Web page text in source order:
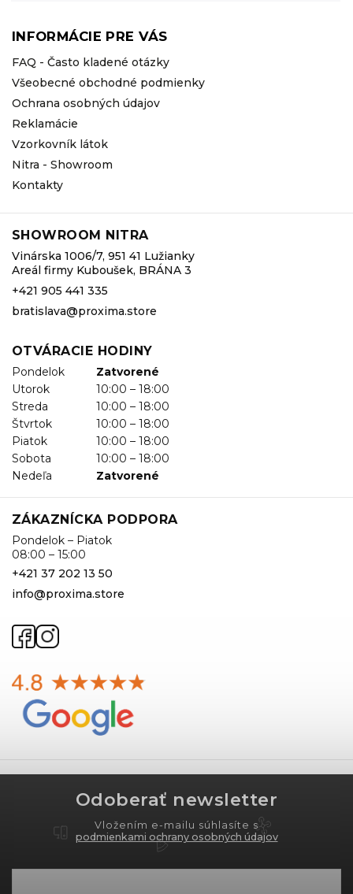
INFORMÁCIE PRE VÁS
FAQ - Často kladené otázky
Všeobecné obchodné podmienky
Ochrana osobných údajov
Reklamácie
Vzorkovník látok
Nitra - Showroom
Kontakty
SHOWROOM NITRA
Vinárska 1006/7, 951 41 Lužianky
Areál firmy Kuboušek, BRÁNA 3
+421 905 441 335
bratislava@proxima.store
OTVÁRACIE HODINY
Pondelok
Zatvorené
Utorok
10:00 – 18:00
Streda
10:00 – 18:00
Štvrtok
10:00 – 18:00
Piatok
10:00 – 18:00
Sobota
10:00 – 18:00
Nedeľa
Zatvorené
ZÁKAZNÍCKA PODPORA
Pondelok – Piatok
08:00 – 15:00
+421 37 202 13 50
info@proxima.store
Odoberať newsletter
Vložením e-mailu súhlasíte s
podmienkami ochrany osobných údajov